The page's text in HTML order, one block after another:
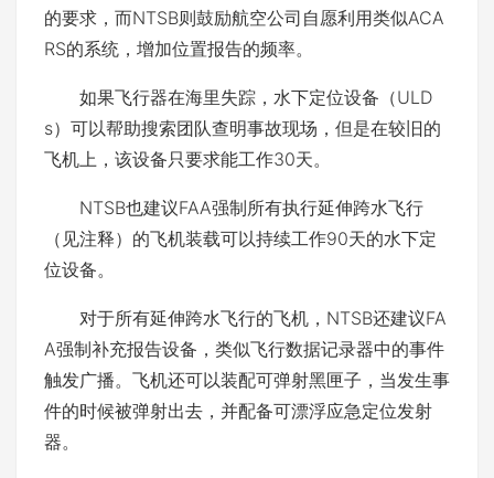
的要求，而NTSB则鼓励航空公司自愿利用类似ACA
RS的系统，增加位置报告的频率。
如果飞行器在海里失踪，水下定位设备（ULD
s）可以帮助搜索团队查明事故现场，但是在较旧的
飞机上，该设备只要求能工作30天。
NTSB也建议FAA强制所有执行延伸跨水飞行
（见注释）的飞机装载可以持续工作90天的水下定
位设备。
对于所有延伸跨水飞行的飞机，NTSB还建议FA
A强制补充报告设备，类似飞行数据记录器中的事件
触发广播。飞机还可以装配可弹射黑匣子，当发生事
件的时候被弹射出去，并配备可漂浮应急定位发射
器。